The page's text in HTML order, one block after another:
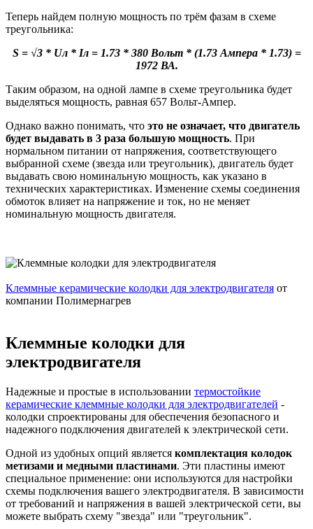
Теперь найдем полную мощность по трём фазам в схеме
треугольника:
S = √3 * Uл * Iл = 1.73 * 380 Вольт * (1.73 Ампера * 1.73) =
1972 ВА.
Таким образом, на одной лампе в схеме треугольника будет
выделяться мощность, равная 657 Вольт-Ампер.
Однако важно понимать, что это не означает, что двигатель
будет выдавать в 3 раза большую мощность. При
нормальном питании от напряжения, соответствующего
выбранной схеме (звезда или треугольник), двигатель будет
выдавать свою номинальную мощность, как указано в
технических характеристиках. Изменение схемы соединения
обмоток влияет на напряжение и ток, но не меняет
номинальную мощность двигателя.
Клеммные керамические колодки для электродвигателя от
компании Полимернагрев
Клеммные колодки для
электродвигателя
Надежные и простые в использовании термостойкие
керамические клеммные колодки для электродвигателей -
колодки спроектированы для обеспечения безопасного и
надежного подключения двигателей к электрической сети.
Одной из удобных опций является комплектация колодок
метизами и медными пластинами. Эти пластины имеют
специальное применение: они используются для настройки
схемы подключения вашего электродвигателя. В зависимости
от требований и напряжения в вашей электрической сети, вы
можете выбрать схему "звезда" или "треугольник".